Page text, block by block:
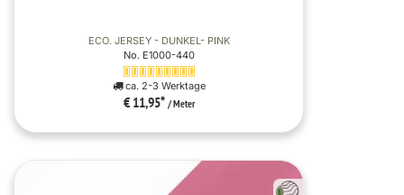
ECO. JERSEY - DUNKEL- PINK
No. E1000-440
ca. 2-3 Werktage
€ 11,95* / Meter